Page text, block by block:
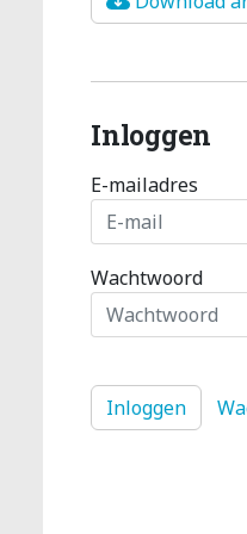
Inloggen
E-mailadres
Wachtwoord